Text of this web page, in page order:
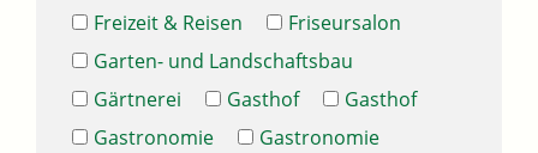
Freizeit & Reisen
Friseursalon
Garten- und Landschaftsbau
Gärtnerei
Gasthof
Gasthof
Gastronomie
Gastronomie